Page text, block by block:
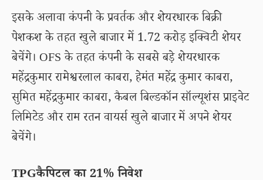
इसके अलावा कंपनी के प्रवर्तक और शेयरधारक बिक्री
पेशकश के तहत खुले बाजार में 1.72 करोड़ इक्विटी शेयर
बेचेंगे। OFS के तहत कंपनी के सबसे बड़े शेयरधारक
महेंद्रकुमार रामेश्वरलाल काबरा, हेमंत महेंद्र कुमार काबरा,
सुमित महेंद्रकुमार काबरा, कैबल बिल्डकॉन सॉल्यूशंस प्राइवेट
लिमिटेड और राम रतन वायर्स खुले बाजार में अपने शेयर
बेचेंगे।
TPGकैपिटल का 21% निवेश